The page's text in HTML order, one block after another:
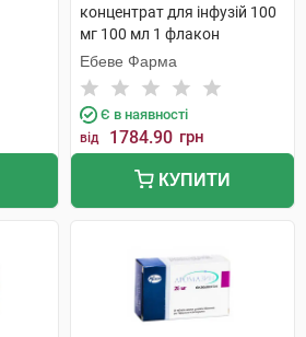
концентрат для інфузій 100
мг 100 мл 1 флакон
Ебеве Фарма
Є в наявності
від 1784.90 грн
КУПИТИ